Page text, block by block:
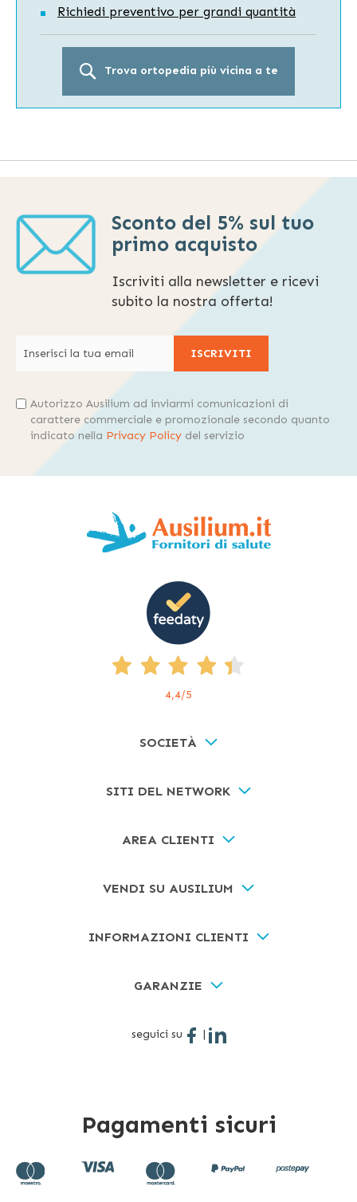
Richiedi preventivo per grandi quantità
Trova ortopedia più vicina a te
Sconto del 5% sul tuo
primo acquisto
Iscriviti alla newsletter e ricevi
subito la nostra offerta!
ISCRIVITI
Autorizzo Ausilium ad inviarmi comunicazioni di
carattere commerciale e promozionale secondo quanto
indicato nella Privacy Policy del servizio
4,4/5
SOCIETÀ
SITI DEL NETWORK
AREA CLIENTI
VENDI SU AUSILIUM
INFORMAZIONI CLIENTI
GARANZIE
seguici su |
Pagamenti sicuri